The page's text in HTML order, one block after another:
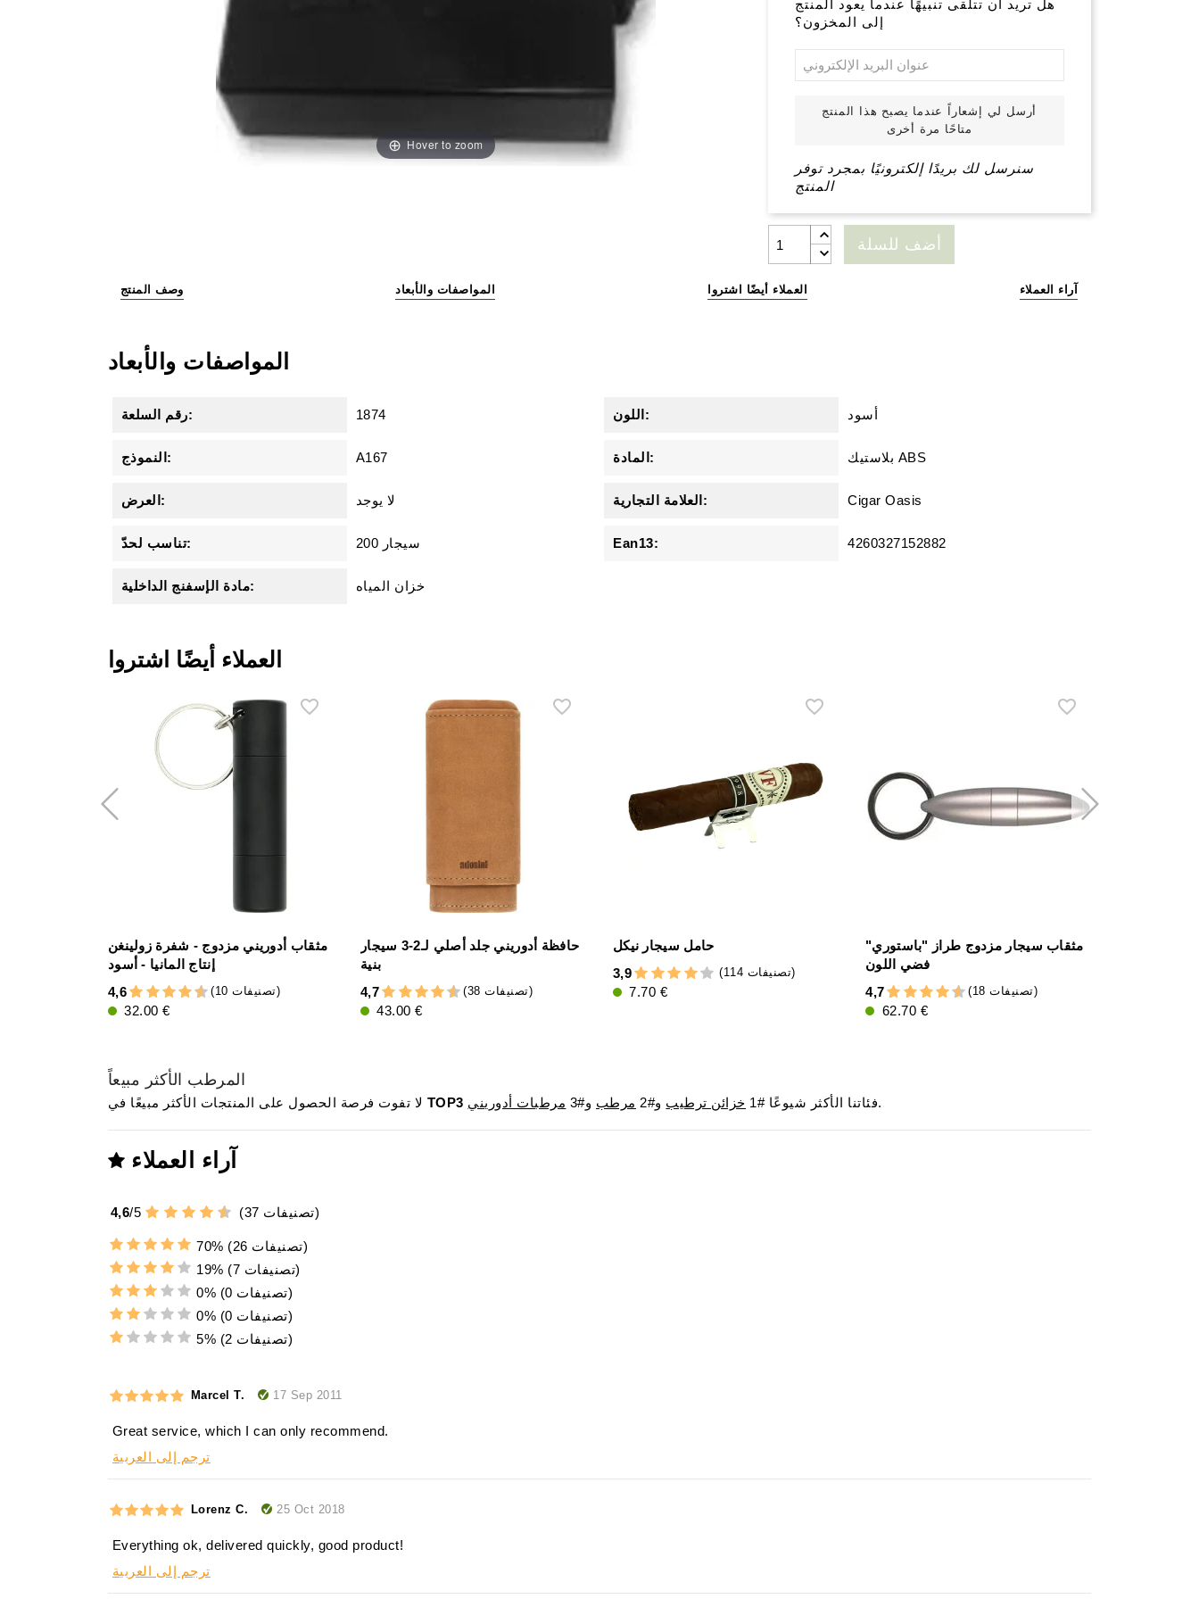
Hover to zoom
هل تريد أن تتلقى تنبيهًا عندما يعود المنتج
إلى المخزون؟
أرسل لي إشعاراً عندما يصبح هذا المنتج
متاحًا مرة أخرى
سنرسل لك بريدًا إلكترونيًا بمجرد توفر
المنتج
أضف للسلة
وصف المنتج المواصفات والأبعاد العملاء أيضًا اشتروا آراء العملاء
المواصفات والأبعاد
رقم السلعة: 1874
النموذج: A167
العرض: لا يوجد
تناسب لحدّ: 200 سيجار
مادة الإسفنج الداخلية: خزان المياه
اللون: أسود
المادة: بلاستيك ABS
العلامة التجارية: Cigar Oasis
Ean13: 4260327152882
العملاء أيضًا اشتروا
مثقاب أدوريني مزدوج - شفرة زولينغن
إنتاج المانيا - أسود
4,6
(10 تصنيفات)
32.00 €
حافظة أدوريني جلد أصلي لـ2-3 سيجار
بنية
4,7
(38 تصنيفات)
43.00 €
حامل سيجار نيكل
3,9
(114 تصنيفات)
7.70 €
مثقاب سيجار مزدوج طراز "باستوري"
فضي اللون
4,7
(18 تصنيفات)
62.70 €
المرطب الأكثر مبيعاً
TOP3 فئاتنا الأكثر شيوعًا #1 خزائن ترطيب و#2 مرطب و#3 مرطبات أدوريني .
آراء العملاء
4,6/5 (37 تصنيفات)
70%
(26 تصنيفات)
19%
(7 تصنيفات)
0%
(0 تصنيفات)
0%
(0 تصنيفات)
5%
(2 تصنيفات)
Marcel T. 17 Sep 2011
Great service, which I can only recommend.
ترجم إلى العربية
Lorenz C. 25 Oct 2018
Everything ok, delivered quickly, good product!
ترجم إلى العربية